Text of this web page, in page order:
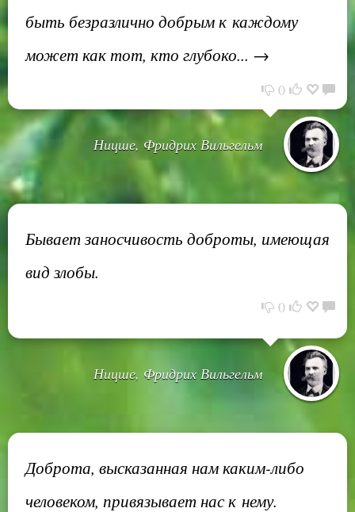
быть безразлично добрым к каждому
может как тот, кто глубоко... →
0
Ницше, Фридрих Вильгельм
Бывает заносчивость доброты, имеющая
вид злобы.
0
Ницше, Фридрих Вильгельм
Доброта, высказанная нам каким-либо
человеком, привязывает нас к нему.